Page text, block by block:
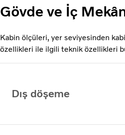
Gövde ve İç
Kabin ölçüleri, yer seviyesinden
özellikleri ile ilgili teknik özellikleri
Dış döşeme